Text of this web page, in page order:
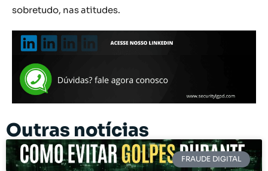
sobretudo, nas atitudes.
Outras notícias
FRAUDE DIGITAL